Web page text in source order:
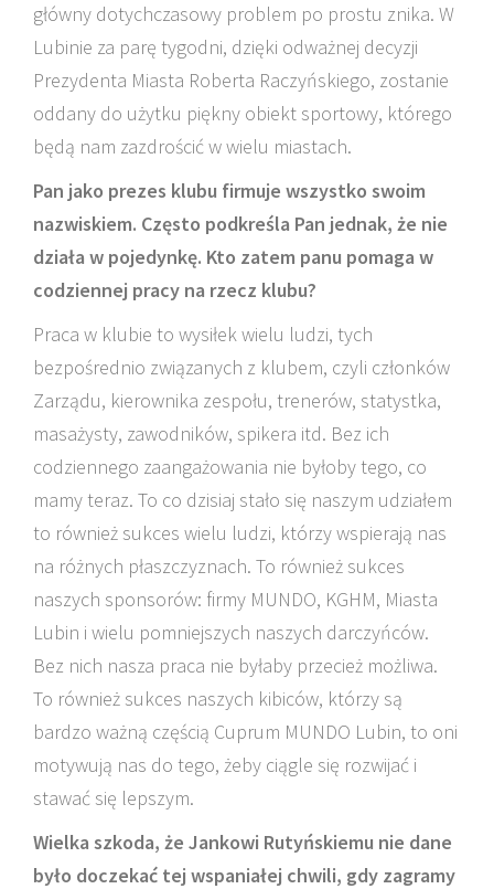
główny dotychczasowy problem po prostu znika. W
Lubinie za parę tygodni, dzięki odważnej decyzji
Prezydenta Miasta Roberta Raczyńskiego, zostanie
oddany do użytku piękny obiekt sportowy, którego
będą nam zazdrościć w wielu miastach.
Pan jako prezes klubu firmuje wszystko swoim
nazwiskiem. Często podkreśla Pan jednak, że nie
działa w pojedynkę. Kto zatem panu pomaga w
codziennej pracy na rzecz klubu?
Praca w klubie to wysiłek wielu ludzi, tych
bezpośrednio związanych z klubem, czyli członków
Zarządu, kierownika zespołu, trenerów, statystka,
masażysty, zawodników, spikera itd. Bez ich
codziennego zaangażowania nie byłoby tego, co
mamy teraz. To co dzisiaj stało się naszym udziałem
to również sukces wielu ludzi, którzy wspierają nas
na różnych płaszczyznach. To również sukces
naszych sponsorów: firmy MUNDO, KGHM, Miasta
Lubin i wielu pomniejszych naszych darczyńców.
Bez nich nasza praca nie byłaby przecież możliwa.
To również sukces naszych kibiców, którzy są
bardzo ważną częścią Cuprum MUNDO Lubin, to oni
motywują nas do tego, żeby ciągle się rozwijać i
stawać się lepszym.
Wielka szkoda, że Jankowi Rutyńskiemu nie dane
było doczekać tej wspaniałej chwili, gdy zagramy